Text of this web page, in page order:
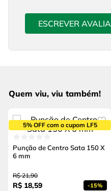
ESCREVER
Quem viu, viu também!
5% OFF com o cupom LF5
Punção de Centro Sata 150 X
6 mm
R$ 21,90
R$ 18,59 -15%